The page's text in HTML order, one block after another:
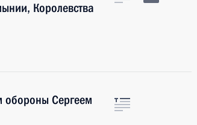
Королевства
обороны Сергеем